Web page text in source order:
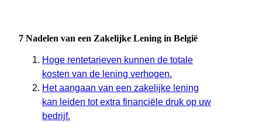
7 Nadelen van een Zakelijke Lening in België
Hoge rentetarieven kunnen de totale
kosten van de lening verhogen.
Het aangaan van een zakelijke lening
kan leiden tot extra financiële druk op uw
bedrijf.